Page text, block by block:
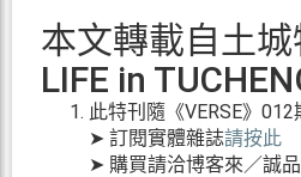
本文轉載自土
LIFE in
此特刊隨《VERSE》012
➤ 訂閱實體雜誌請按此
➤ 購買請洽博客來／誠